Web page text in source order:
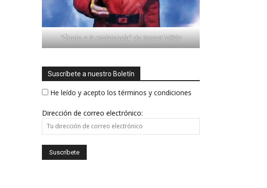
"Únete a la resistencia" de Ismael Millán
Suscríbete a nuestro Boletín
He leído y acepto los términos y condiciones
Dirección de correo electrónico: